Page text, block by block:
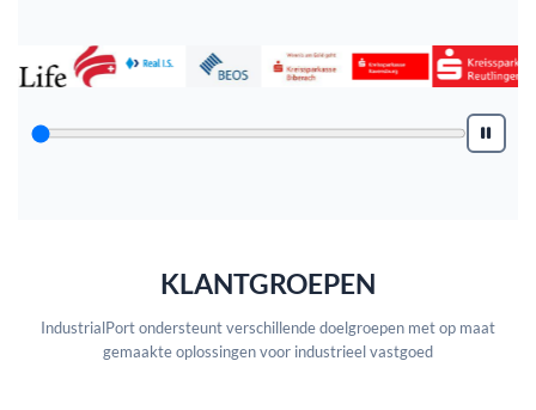
KLANTGROEPEN
IndustrialPort ondersteunt verschillende doelgroepen met op maat
gemaakte oplossingen voor industrieel vastgoed